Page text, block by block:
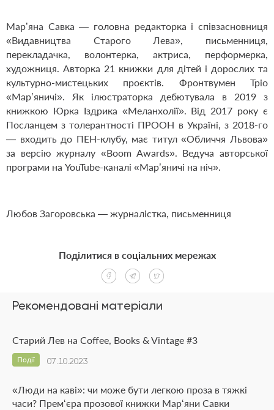
Мар’яна Савка — головна редакторка і співзасновниця
«Видавництва Старого Лева», письменниця,
перекладачка, волонтерка, актриса, перформерка,
художниця. Авторка 21 книжки для дітей і дорослих та
культурно-мистецьких проєктів. Фронтвумен Тріо
«Мар’яничі». Як ілюстраторка дебютувала в 2019 з
книжкою Юрка Іздрика «Меланхолії». Від 2017 року є
Посланцем з толерантності ПРООН в Україні, з 2018-го
— входить до ПЕН-клубу, має титул «Обличчя Львова»
за версію журналу «Boom Awards». Ведуча авторської
програми на YouTube-каналі «Мар’яничі на ніч».
Любов Загоровська — журналістка, письменниця
Рекомендовані матеріали
Старий Лев на Coffee, Books & Vintage #3
07.10.2023
Події
«Люди на каві»: чи може бути легкою проза в тяжкі
часи? Прем‘єра прозової книжки Мар‘яни Савки
Поділитися в соціальних мережах